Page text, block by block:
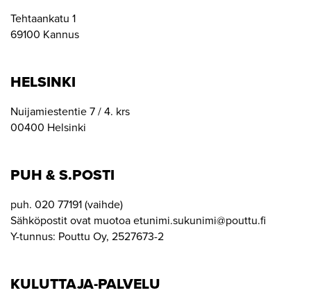
Tehtaankatu 1
69100 Kannus
HELSINKI
Nuijamiestentie 7 / 4. krs
00400 Helsinki
PUH & S.POSTI
puh. 020 77191 (vaihde)
Sähköpostit ovat muotoa etunimi.sukunimi@pouttu.fi
Y-tunnus: Pouttu Oy, 2527673-2
KULUTTAJA-PALVELU